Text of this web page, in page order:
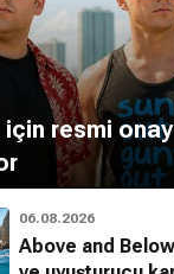
resmi
06.08.2026
Above and